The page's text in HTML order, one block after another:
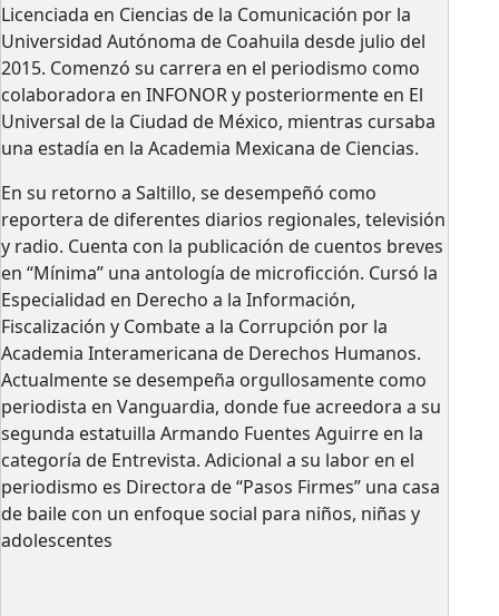
Licenciada en Ciencias de la Comunicación por la
Universidad Autónoma de Coahuila desde julio del
2015. Comenzó su carrera en el periodismo como
colaboradora en INFONOR y posteriormente en El
Universal de la Ciudad de México, mientras cursaba
una estadía en la Academia Mexicana de Ciencias.
En su retorno a Saltillo, se desempeñó como
reportera de diferentes diarios regionales, televisión
y radio. Cuenta con la publicación de cuentos breves
en “Mínima” una antología de microficción. Cursó la
Especialidad en Derecho a la Información,
Fiscalización y Combate a la Corrupción por la
Academia Interamericana de Derechos Humanos.
Actualmente se desempeña orgullosamente como
periodista en Vanguardia, donde fue acreedora a su
segunda estatuilla Armando Fuentes Aguirre en la
categoría de Entrevista. Adicional a su labor en el
periodismo es Directora de “Pasos Firmes” una casa
de baile con un enfoque social para niños, niñas y
adolescentes